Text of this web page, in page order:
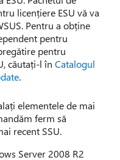
licențiere ESU vă va
Pentru a obține
pentru
pentru
căutați-l înCatalogul
.
elementele de mai
ferm să
recent SSU.
Server 2008 R2